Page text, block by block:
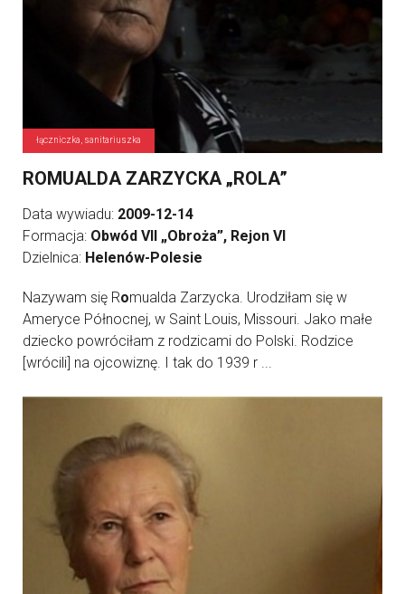
łączniczka, sanitariuszka
ROMUALDA ZARZYCKA „ROLA”
Data wywiadu: 2009-12-14
Formacja: Obwód VII „Obroża”, Rejon VI
Dzielnica: Helenów-Polesie
Nazywam się Romualda Zarzycka. Urodziłam się w
Ameryce Północnej, w Saint Louis, Missouri. Jako małe
dziecko powróciłam z rodzicami do Polski. Rodzice
[wrócili] na ojcowiznę. I tak do 1939 r ...